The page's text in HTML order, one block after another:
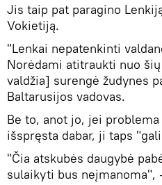
Jis taip pat paragino
Vokietiją.
"Lenkai nepatenkinti
Norėdami atitraukti nuo
valdžia] surengė žudynes
Baltarusijos vadovas.
Be to, anot jo, jei
išspręsta dabar, ji taps
"Čia atskubės daugybė
sulaikyti bus neįmanoma",